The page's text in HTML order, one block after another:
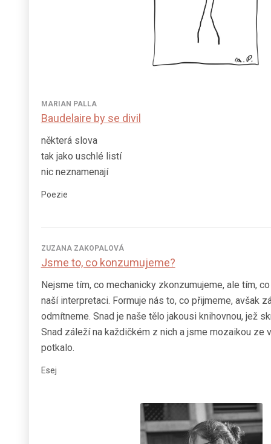
MARIAN PALLA
Baudelaire by se divil
některá slova
tak jako uschlé listí
nic neznamenají
Poezie
ZUZANA ZAKOPALOVÁ
Jsme to, co konzumujeme?
Nejsme tím, co mechanicky zkonzumujeme, ale tím,
naší interpretaci. Formuje nás to, co přijmeme, avšak
odmítneme. Snad je naše tělo jakousi knihovnou, jež
Snad záleží na každičkém z nich a jsme mozaikou ze
potkalo.
Esej